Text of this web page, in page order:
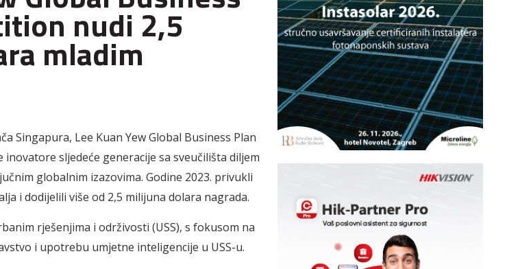
nudi 2,5
mladim
Singapura, Lee Kuan Yew Global Business Plan
inovatore sljedeće generacije sa sveučilišta diljem
globalnim izazovima. Godine 2023. privukli
i dodijelili više od 2,5 milijuna dolara nagrada.
rješenjima i održivosti (USS), s fokusom na
i upotrebu umjetne inteligencije u USS-u.